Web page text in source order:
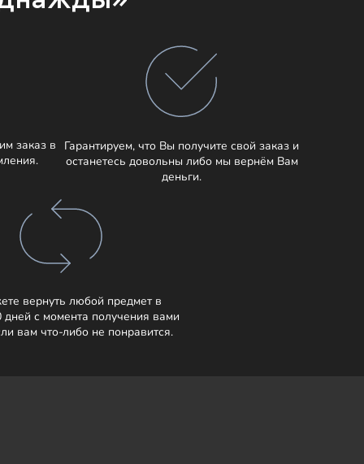
заказ в
Гарантируем, что Вы получите свой заказ и
останетесь довольны либо мы вернём Вам
деньги.
вернуть любой предмет в
дней с момента получения вами
вам что-либо не понравится.